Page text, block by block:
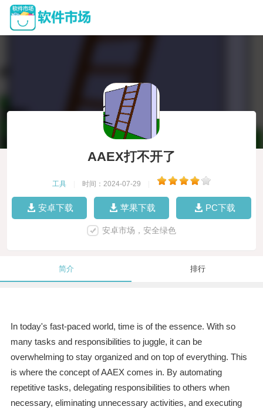
AAEX打不开了
工具 时间：2024-07-29
安卓下载 苹果下载 PC下载
安卓市场，安全绿色
简介 排行
In today's fast-paced world, time is of the essence. With so
many tasks and responsibilities to juggle, it can be
overwhelming to stay organized and on top of everything. This
is where the concept of AAEX comes in. By automating
repetitive tasks, delegating responsibilities to others when
necessary, eliminating unnecessary activities, and executing